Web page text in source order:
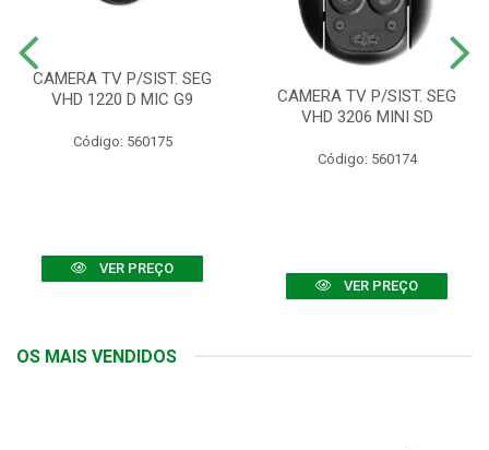
CAMERA TV P/SIST. SEG
VHD 1220 D MIC G9
Código: 560175
VER PREÇO
CAMERA TV P/SIST. SEG
VHD 3206 MINI SD
Código: 560174
VER PREÇO
OS MAIS VENDIDOS